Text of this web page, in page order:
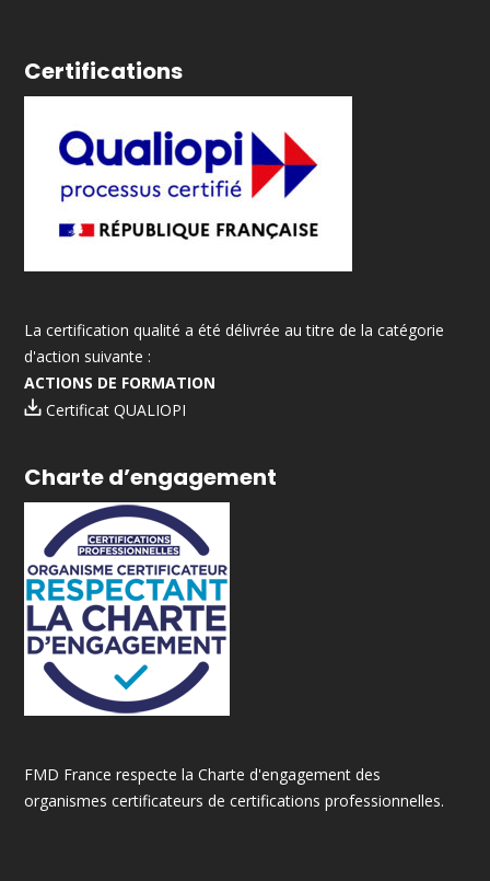
Certifications
La certification qualité a été délivrée au titre de la catégorie
d'action suivante :
ACTIONS DE FORMATION
Certificat QUALIOPI
Charte d’engagement
FMD France respecte la Charte d'engagement des
organismes certificateurs de certifications professionnelles.